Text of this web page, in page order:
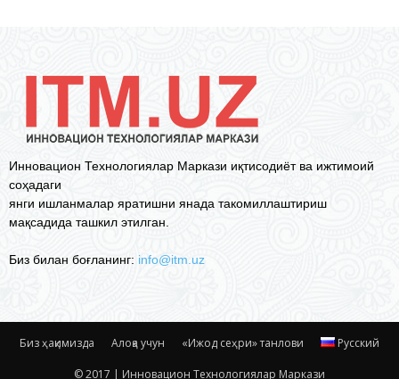
Инновацион Технологиялар Маркази иқтисодиёт ва ижтимоий
соҳадаги
янги ишланмалар яратишни янада такомиллаштириш
мақсадида ташкил этилган.
Биз билан боғланинг: info@itm.uz
Биз ҳақимизда Алоқа учун «Ижод сеҳри» танлови Русский
© 2017 | Инновацион Технологиялар Маркази